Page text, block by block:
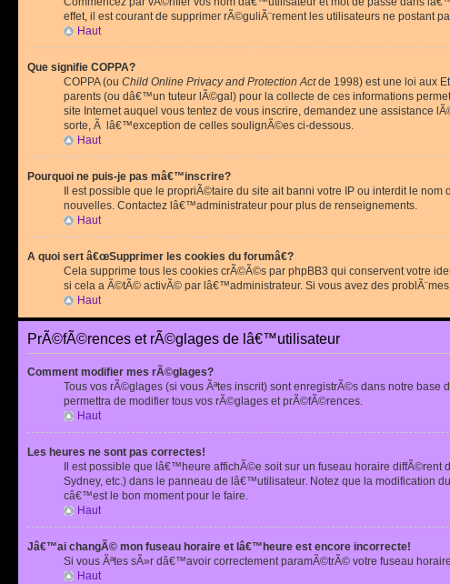
effet, il est courant de supprimer rÃ©guliÃ¨rement les utilisateurs ne postant
Haut
Que signifie COPPA?
COPPA (ou Child Online Privacy and Protection Actde 1998) est une loi aux
parents (ou dâ€™un tuteur lÃ©gal) pour la collecte de ces informations
site Internet auquel vous tentez de vous inscrire, demandez une assistance
sorte, Ã lâ€™exception de celles soulignÃ©es ci-dessous.
Haut
Pourquoi ne puis-je pas mâ€™inscrire?
Il est possible que le propriÃ©taire du site ait banni votre IP ou interdit le
nouvelles. Contactez lâ€™administrateur pour plus de renseignements.
Haut
A quoi sert â€œSupprimer les cookies du forumâ€?
Cela supprime tous les cookies crÃ©Ã©s par phpBB3 qui conservent votre
si cela a Ã©tÃ© activÃ© par lâ€™administrateur. Si vous avez des
Haut
PrÃ©fÃ©rences et rÃ©glages de lâ€™utilisateur
Comment modifier mes rÃ©glages?
Tous vos rÃ©glages (si vous Ãªtes inscrit) sont enregistrÃ©s dans notre base
permettra de modifier tous vos rÃ©glages et prÃ©fÃ©rences.
Haut
Les heures ne sont pas correctes!
Il est possible que lâ€™heure affichÃ©e soit sur un fuseau horaire
Sydney, etc.) dans le panneau de lâ€™utilisateur. Notez que la modification
câ€™est le bon moment pour le faire.
Haut
Jâ€™ai changÃ© mon fuseau horaire et lâ€™heure est encore incorrecte!
Si vous Ãªtes sÃ»r dâ€™avoir correctement paramÃ©trÃ© votre fuseau
Haut